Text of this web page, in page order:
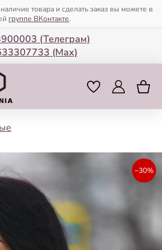
товара и сделать заказ вы можете в
группе ВКонтакте.
(Телеграм)
(Мax)
−30%